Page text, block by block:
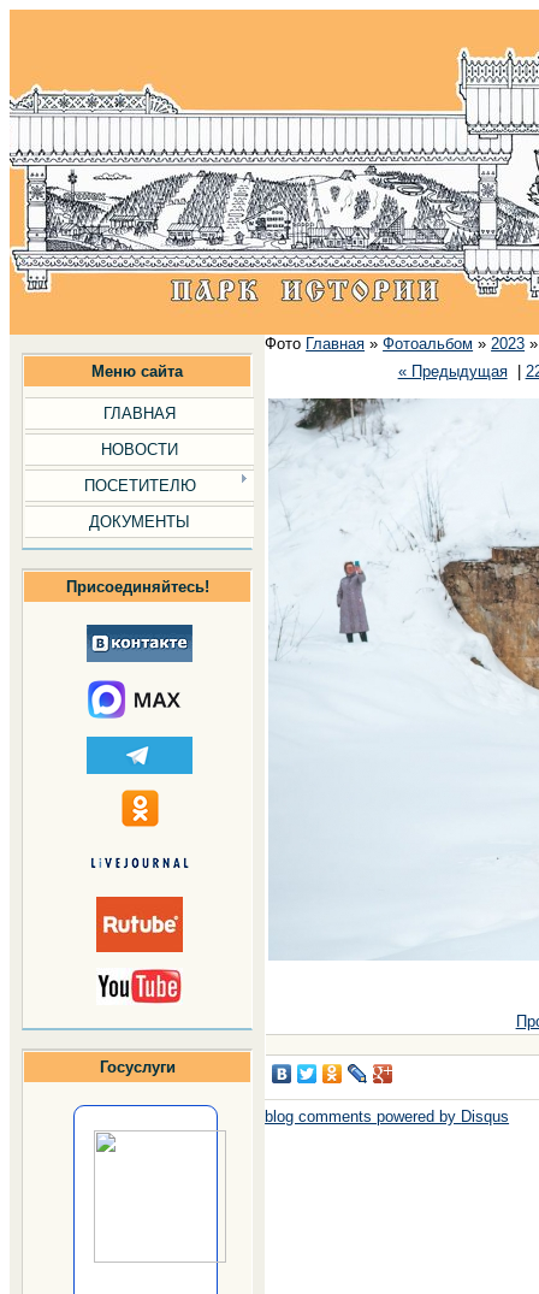
Меню сайта
ГЛАВНАЯ
НОВОСТИ
ПОСЕТИТЕЛЮ
ДОКУМЕНТЫ
Присоединяйтесь!
Госуслуги
Фото Главная »Фотоальбом »2023
« Предыдущая|
blog comments powered by Disqus